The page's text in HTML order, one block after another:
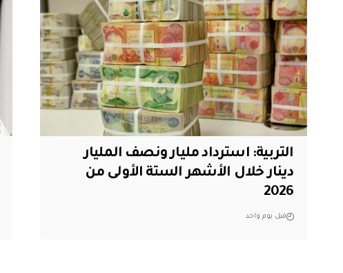
التربية: استرداد مليار ونصف المليار
دينار خلال الأشهر الستة الأولى من
2026
قبل يوم واحد